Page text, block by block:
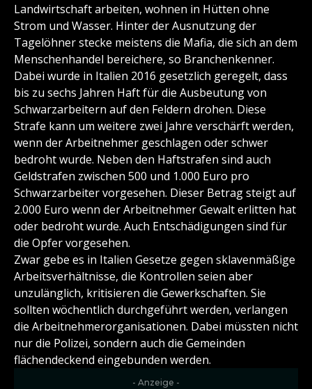
Landwirtschaft arbeiten, wohnen in Hütten ohne
Strom und Wasser. Hinter der Ausnutzung der
Tagelöhner stecke meistens die Mafia, die sich an dem
Menschenhandel bereichere, so Branchenkenner.
Dabei wurde in Italien 2016 gesetzlich geregelt, dass
bis zu sechs Jahren Haft für die Ausbeutung von
Schwarzarbeitern auf den Feldern drohen. Diese
Strafe kann um weitere zwei Jahre verschärft werden,
wenn der Arbeitnehmer geschlagen oder schwer
bedroht wurde. Neben den Haftstrafen sind auch
Geldstrafen zwischen 500 und 1.000 Euro pro
Schwarzarbeiter vorgesehen. Dieser Betrag steigt auf
2.000 Euro wenn der Arbeitnehmer Gewalt erlitten hat
oder bedroht wurde. Auch Entschädigungen sind für
die Opfer vorgesehen.
Zwar gebe es in Italien Gesetze gegen sklavenmäßige
Arbeitsverhältnisse, die Kontrollen seien aber
unzulänglich, kritisieren die Gewerkschaften. Sie
sollten wöchentlich durchgeführt werden, verlangen
die Arbeitnehmerorganisationen. Dabei müssten nicht
nur die Polizei, sondern auch die Gemeinden
flächendeckend eingebunden werden.
- Anzeige -